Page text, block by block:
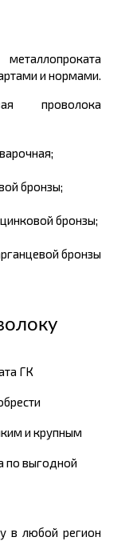
и нормами.
проволока
бронзы;
бронзы;
бронзы
ГК
и крупным
по выгодной
в любой регион